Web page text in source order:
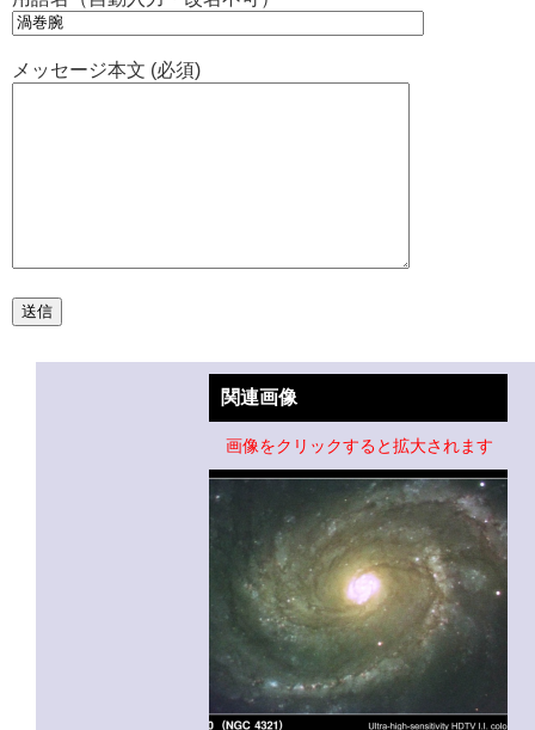
メッセージ本文 (必須)
関連画像
画像をクリックすると拡大されます